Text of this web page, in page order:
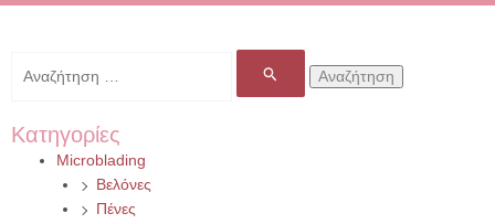
για:
Κατηγορίες
Microblading
Βελόνες
Πένες